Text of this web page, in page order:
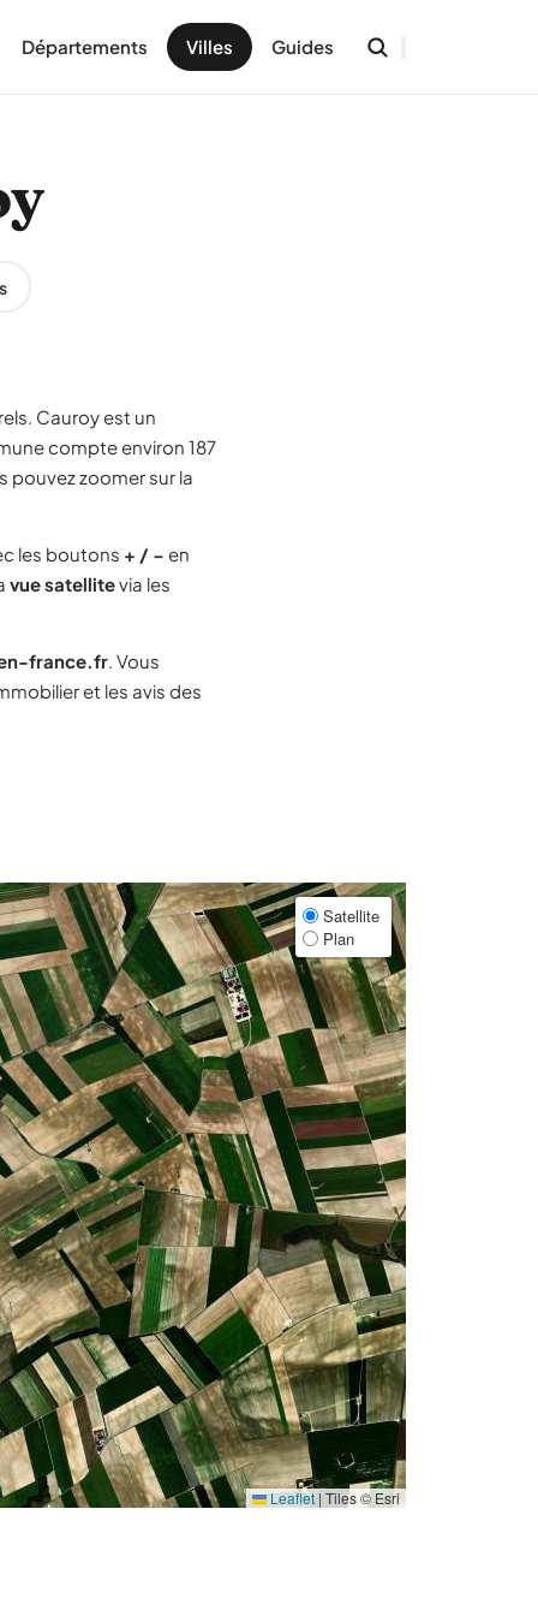
Départements Villes Guides
Cauroy est un
compte environ 187
pouvez zoomer sur la
les boutons + / − en
vue satellitevia les
france.fr. Vous
et les avis des
Satellite
Plan
Leaflet | Tiles © Esri